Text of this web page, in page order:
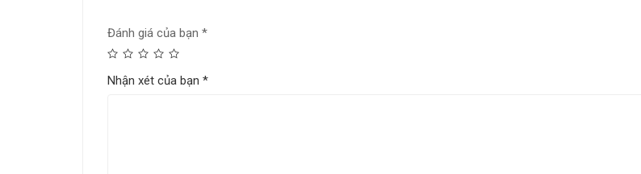
Đánh giá của bạn *
Nhận xét của bạn *